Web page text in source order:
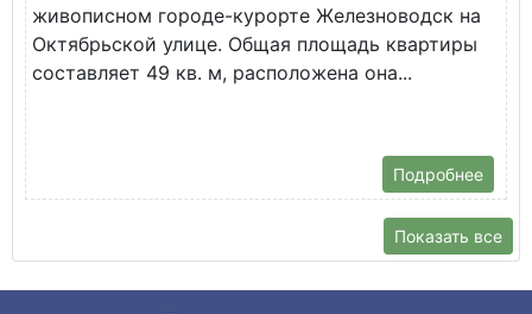
живописном городе-курорте Железноводск на
Октябрьской улице. Общая площадь квартиры
составляет 49 кв. м, расположена она...
Подробнее
Показать все